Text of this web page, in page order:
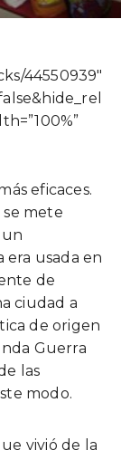
44550939″
eficaces.
mete
era usada en
de
ciudad a
de origen
Guerra
las
modo.
vivió de la